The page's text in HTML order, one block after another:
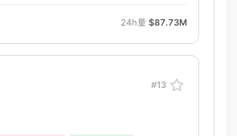
24h量 $87.73M
#13